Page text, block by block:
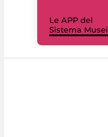
Le APP del
Sistema Musei